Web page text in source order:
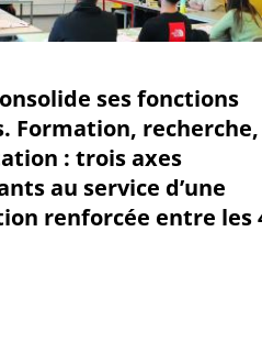
ses fonctions
Formation, recherche,
: trois axes
au service d’une
renforcée entre les